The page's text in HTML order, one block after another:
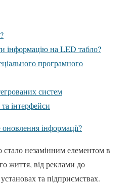
інформацію на LED табло?
програмного
систем
інтерфейси
інформації?
незамінним елементом в
життя, від реклами до
та підприємствах.